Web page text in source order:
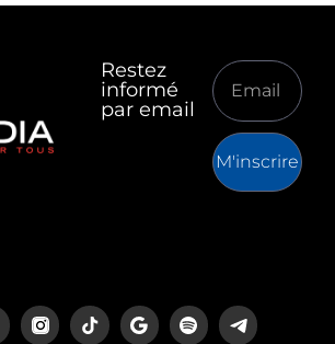
Restez
informé
par email
M'inscrire